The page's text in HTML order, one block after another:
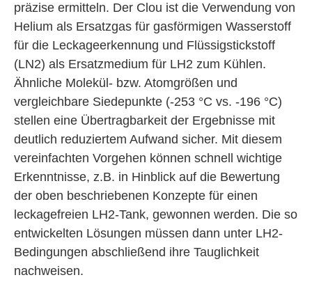
präzise ermitteln. Der Clou ist die Verwendung von
Helium als Ersatzgas für gasförmigen Wasserstoff
für die Leckageerkennung und Flüssigstickstoff
(LN2) als Ersatzmedium für LH2 zum Kühlen.
Ähnliche Molekül- bzw. Atomgrößen und
vergleichbare Siedepunkte (-253 °C vs. -196 °C)
stellen eine Übertragbarkeit der Ergebnisse mit
deutlich reduziertem Aufwand sicher. Mit diesem
vereinfachten Vorgehen können schnell wichtige
Erkenntnisse, z.B. in Hinblick auf die Bewertung
der oben beschriebenen Konzepte für einen
leckagefreien LH2-Tank, gewonnen werden. Die so
entwickelten Lösungen müssen dann unter LH2-
Bedingungen abschließend ihre Tauglichkeit
nachweisen.